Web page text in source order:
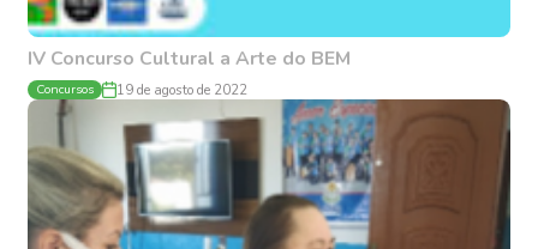
IV Concurso Cultural a Arte do BEM
Concursos 19 de agosto de 2022